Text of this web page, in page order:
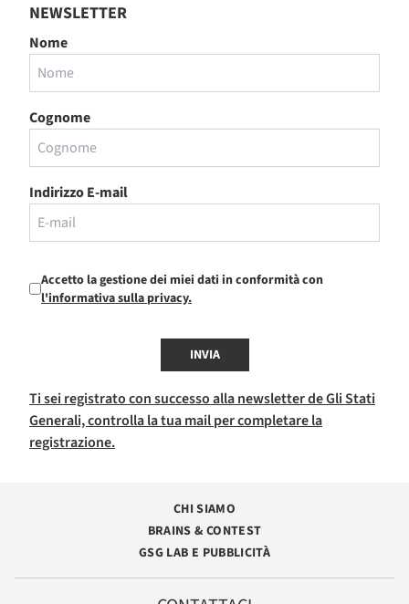
NEWSLETTER
Nome
Cognome
Indirizzo E-mail
Accetto la gestione dei miei dati in conformità con
l'informativa sulla privacy.
INVIA
Ti sei registrato con successo alla newsletter de Gli Stati
Generali, controlla la tua mail per completare la
registrazione.
CHI SIAMO
BRAINS & CONTEST
GSG LAB E PUBBLICITÀ